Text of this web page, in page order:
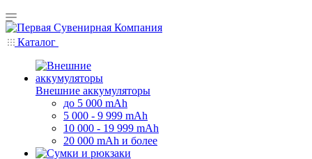
Каталог
Внешние аккумуляторы
до 5 000 mAh
5 000 - 9 999 mAh
10 000 - 19 999 mAh
20 000 mAh и более